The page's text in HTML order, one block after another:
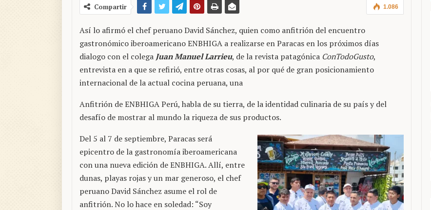
1.086
Compartir
Así lo afirmó el chef peruano David Sánchez, quien como anfitrión del encuentro
gastronómico iberoamericano ENBHIGA a realizarse en Paracas en los próximos días
dialogo con el colega Juan Manuel Larrieu, de la revista patagónica ConTodoGusto,
entrevista en a que se refirió, entre otras cosas, al por qué de gran posicionamiento
internacional de la actual cocina peruana, una
Anfitrión de ENBHIGA Perú, habla de su tierra, de la identidad culinaria de su país y del
desafío de mostrar al mundo la riqueza de sus productos.
Del 5 al 7 de septiembre, Paracas será
epicentro de la gastronomía iberoamericana
con una nueva edición de ENBHIGA. Allí, entre
dunas, playas rojas y un mar generoso, el chef
peruano David Sánchez asume el rol de
anfitrión. No lo hace en soledad: “Soy